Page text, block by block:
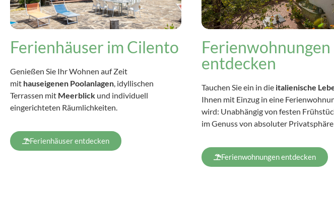
Ferienhäuser im Cilento
Genießen Sie Ihr Wohnen auf Zeit
mit hauseigenen Poolanlagen, idyllischen
Terrassen mit Meerblick und individuell
eingerichteten Räumlichkeiten.
Ferienhäuser entdecken
Ferienwohnungen
entdecken
Tauchen Sie ein in die italienische
Ihnen mit Einzug in eine
wird: Unabhängig von festen
im Genuss von absoluter
Ferienwohnungen entdecken